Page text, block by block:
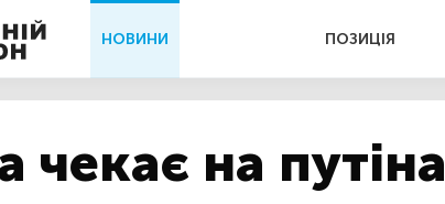
НОВИНИ ПОЗИЦІЯ
чекає на путіна